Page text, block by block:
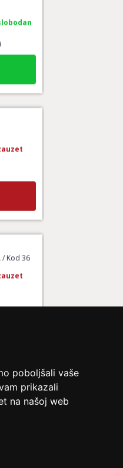
poboljšali vaše
prikazali
na našoj web